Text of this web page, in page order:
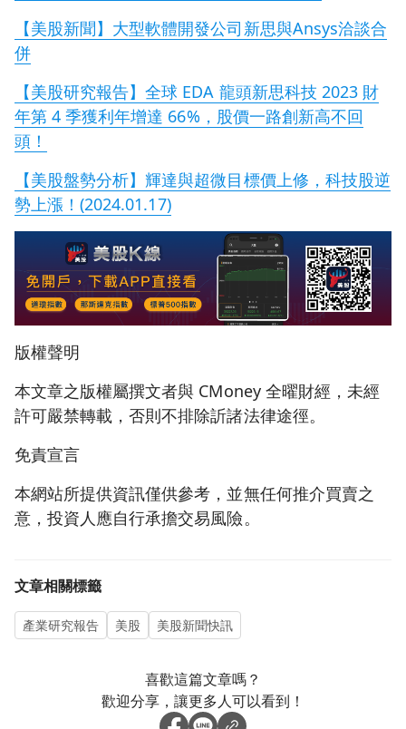
【美股新聞】大型軟體開發公司新思與Ansys洽談合
併
【美股研究報告】全球 EDA 龍頭新思科技 2023 財
年第 4 季獲利年增達 66%，股價一路創新高不回
頭！
【美股盤勢分析】輝達與超微目標價上修，科技股逆
勢上漲！(2024.01.17)
版權聲明
本文章之版權屬撰文者與 CMoney 全曜財經，未經
許可嚴禁轉載，否則不排除訢諸法律途徑。
免責宣言
本網站所提供資訊僅供參考，並無任何推介買賣之
意，投資人應自行承擔交易風險。
文章相關標籤
產業研究報告 美股 美股新聞快訊
喜歡這篇文章嗎？
歡迎分享，讓更多人可以看到！